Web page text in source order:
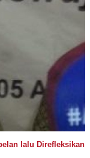
lalu Direfleksikan